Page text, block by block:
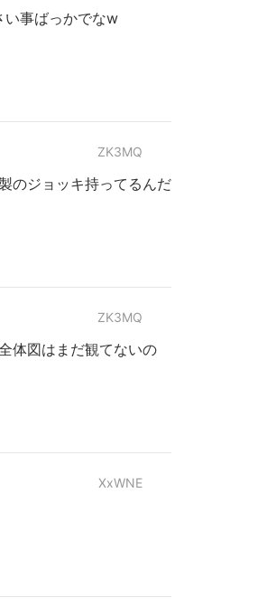
い事ばっかでなw
ZK3MQ
のジョッキ持ってるんだ
ZK3MQ
体図はまだ観てないの
XxWNE